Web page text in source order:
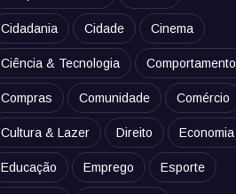
Cidadania Cidade Cinema
Ciência & Tecnologia Comportamento
Compras Comunidade Comércio
Cultura & Lazer Direito Economia
Educação Emprego Esporte